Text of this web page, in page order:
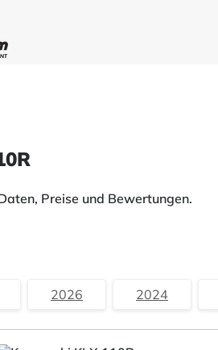
Preise und Bewertungen.
2026 2024